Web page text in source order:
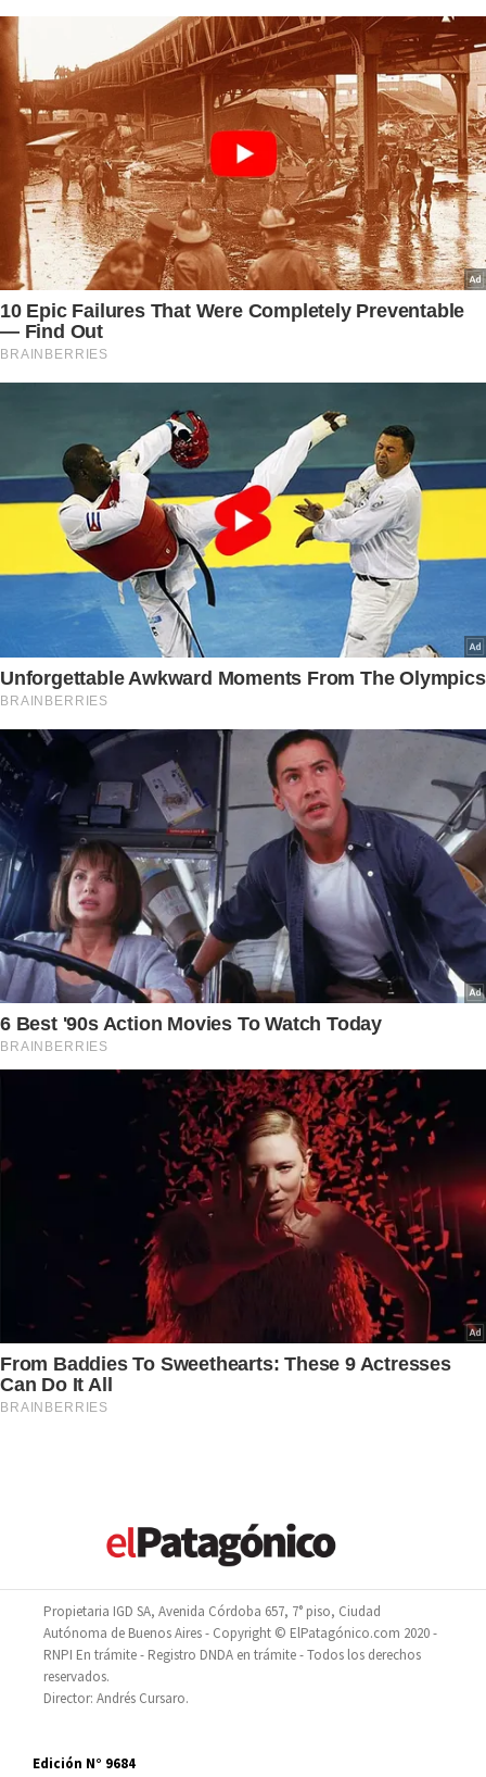
Propietaria IGD SA, Avenida Córdoba 657, 7° piso, Ciudad
Autónoma de Buenos Aires - Copyright © ElPatagónico.com 2020 -
RNPI En trámite - Registro DNDA en trámite - Todos los derechos
reservados.
Director: Andrés Cursaro.
Edición N° 9684